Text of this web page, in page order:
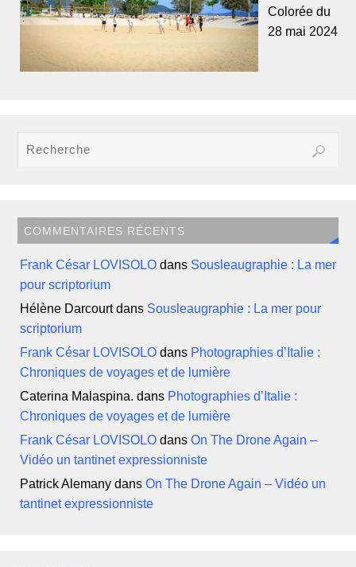
Colorée du
28 mai 2024
COMMENTAIRES RÉCENTS
Frank César LOVISOLO dans Sousleaugraphie : La mer
pour scriptorium
Hélène Darcourtdans Sousleaugraphie : La mer pour
scriptorium
Frank César LOVISOLO dans Photographies d’Italie :
Chroniques de voyages et de lumière
Caterina Malaspina. dans Photographies d’Italie :
Chroniques de voyages et de lumière
Frank César LOVISOLO dansOn The Drone Again –
Vidéo un tantinet expressionniste
Patrick Alemany dansOn The Drone Again – Vidéo un
tantinet expressionniste